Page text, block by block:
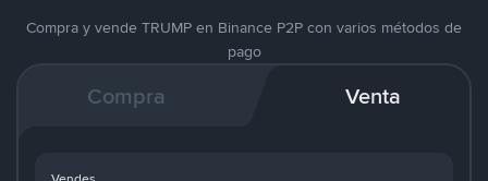
Compra y vende TRUMP en Binance P2P con varios métodos de
pago
Compra Venta